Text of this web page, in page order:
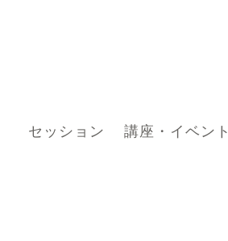
セッション 講座・イベント